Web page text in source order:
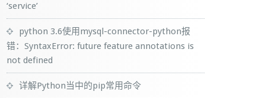
‘service’
python 3.6使用mysql-connector-python报
错：SyntaxError: future feature annotations is
not defined
详解Python当中的pip常用命令